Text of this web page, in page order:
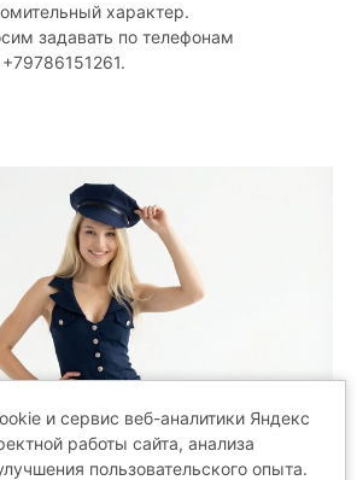
характер.
задавать по телефонам
и сервис веб-аналитики Яндекс
работы сайта, анализа
пользовательского опыта.